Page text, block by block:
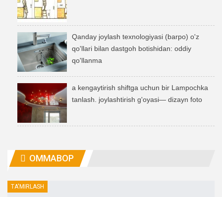
Qanday joylash texnologiyasi (barpo) o'z
qo'llari bilan dastgoh botishidan: oddiy
qo'llanma
a kengaytirish shiftga uchun bir Lampochka
tanlash. joylashtirish g'oyasi— dizayn foto
OMMABOP
TA'MIRLASH